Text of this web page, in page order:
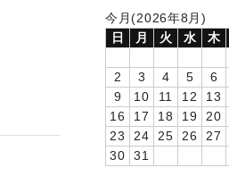
今月(2026年8月)
日
月 火 水 木
2
3 4 5 6
9
10 11 12 13
16
17 18 19 20
23
24 25 26 27
30
31